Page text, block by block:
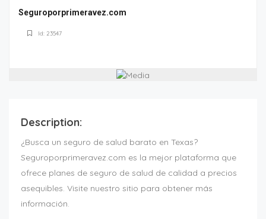
Seguroporprimeravez.com
Id: 23547
Description:
¿Busca un seguro de salud barato en Texas?
Seguroporprimeravez.com es la mejor plataforma que
ofrece planes de seguro de salud de calidad a precios
asequibles. Visite nuestro sitio para obtener más
información.